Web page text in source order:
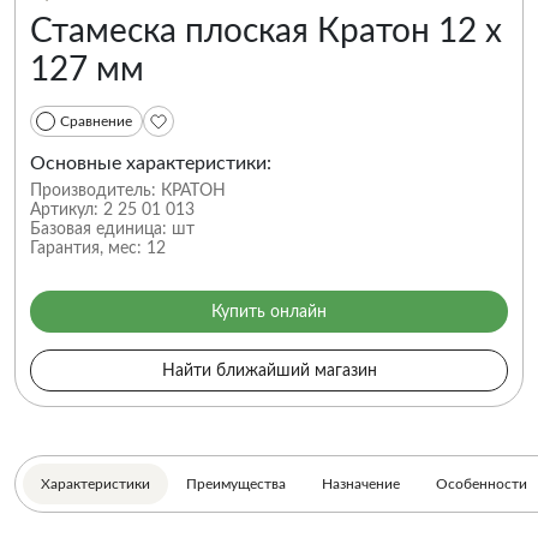
Стамеска плоская Кратон 12 х
127 мм
Сравнение
Основные характеристики:
Производитель: КРАТОН
Артикул: 2 25 01 013
Базовая единица: шт
Гарантия, мес: 12
Купить онлайн
Найти ближайший магазин
Характеристики Преимущества Назначение Особенности